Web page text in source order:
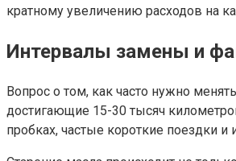
кратному увеличению расходов на
Интервалы замены и
Вопрос о том, как часто нужно
достигающие 15-30 тысяч
пробках, частые короткие поездки